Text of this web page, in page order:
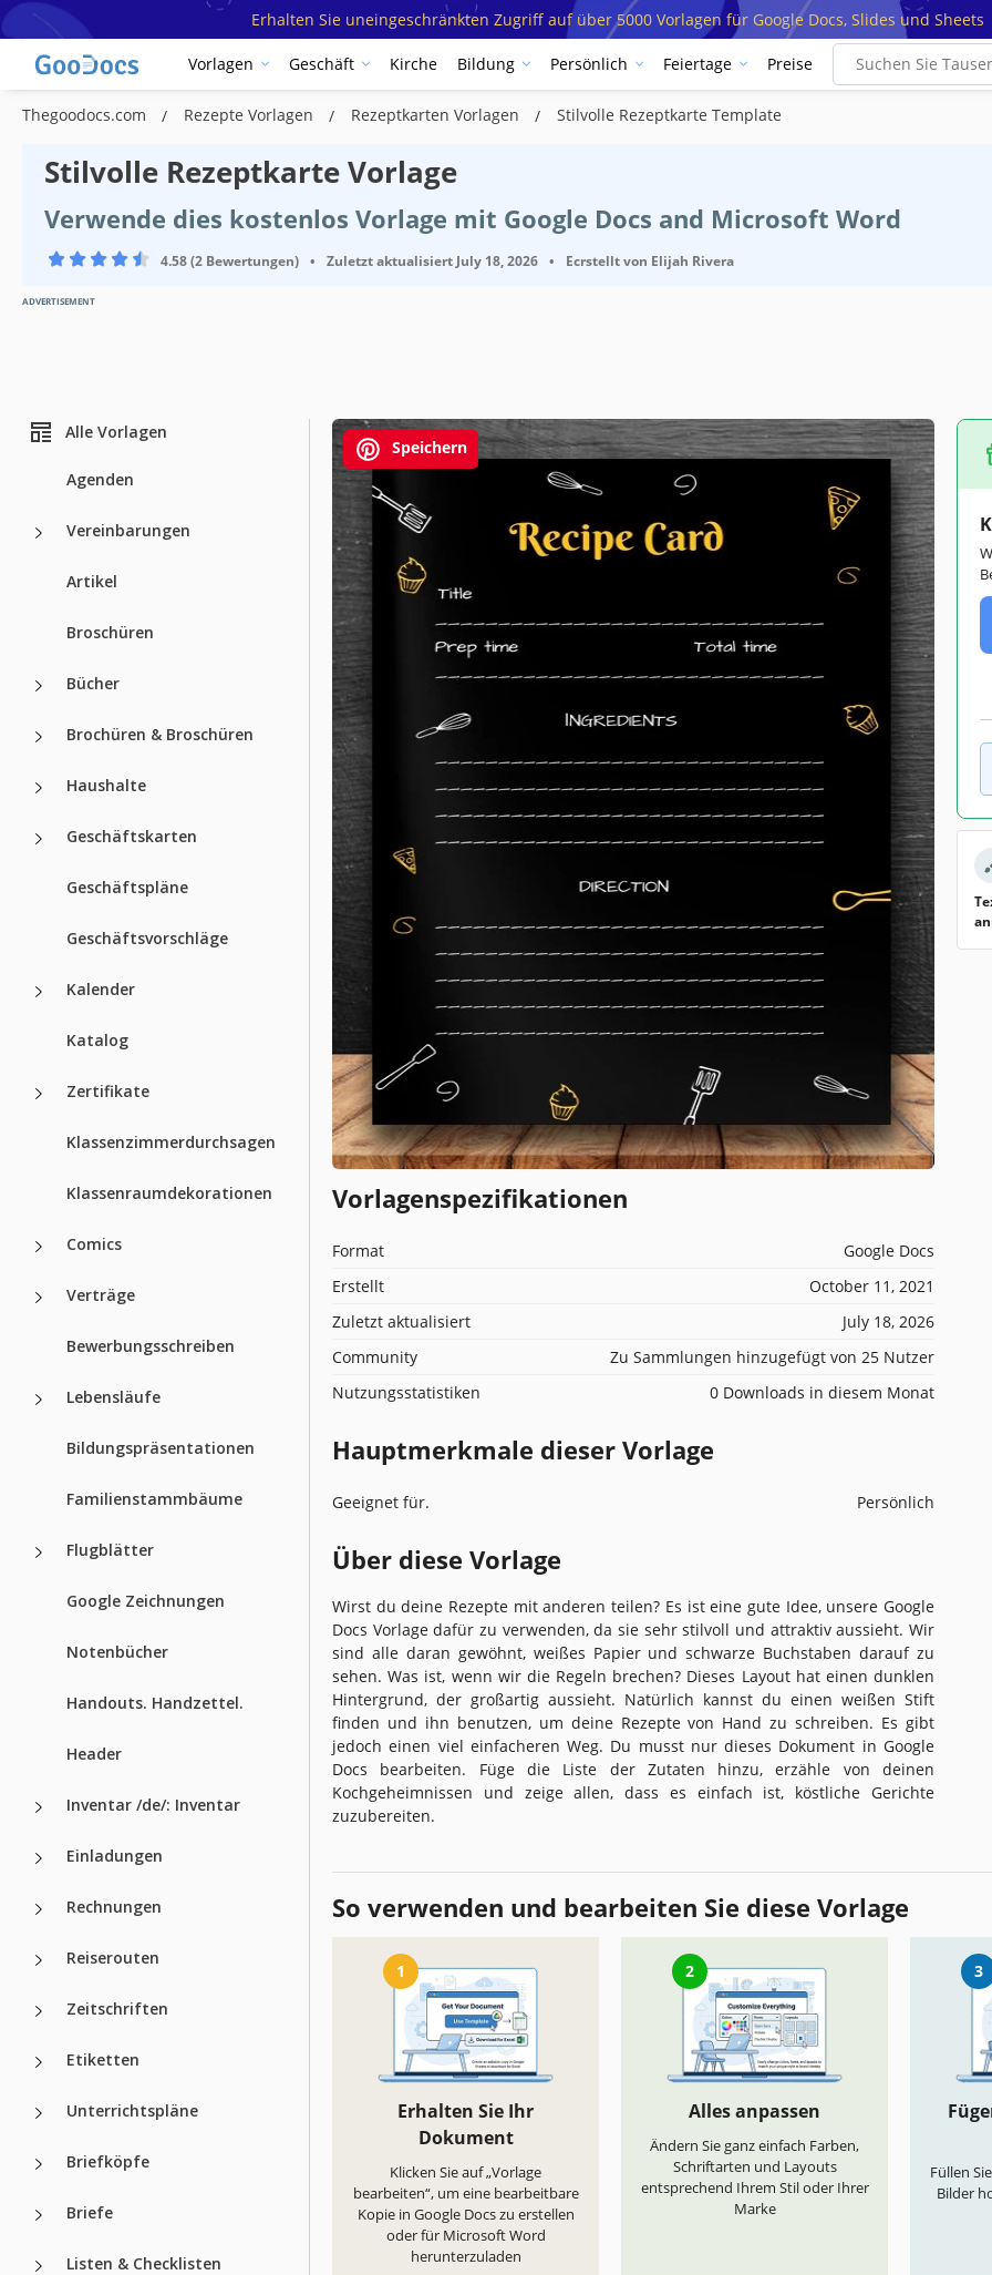
Erhalten Sie uneingeschränkten Zugriff auf über 5000 Vorlagen für Google Docs, Slides und Sheets
Vorlagen Geschäft Kirche Bildung Persönlich Feiertage Preise
Thegoodocs.com Rezepte Vorlagen Rezeptkarten Vorlagen Stilvolle Rezeptkarte Template
Stilvolle Rezeptkarte Vorlage
Verwende dies kostenlos Vorlage mit Google Docs and Microsoft Word
4.58 (2 Bewertungen) • Zuletzt aktualisiert July 18, 2026 • Ecrstellt von Elijah Rivera
ADVERTISEMENT
Alle Vorlagen
Agenden
Vereinbarungen
Artikel
Broschüren
Bücher
Brochüren & Broschüren
Haushalte
Geschäftskarten
Geschäftspläne
Geschäftsvorschläge
Kalender
Katalog
Zertifikate
Klassenzimmerdurchsagen
Klassenraumdekorationen
Comics
Verträge
Bewerbungsschreiben
Lebensläufe
Bildungspräsentationen
Familienstammbäume
Flugblätter
Google Zeichnungen
Notenbücher
Handouts. Handzettel.
Header
Inventar /de/: Inventar
Einladungen
Rechnungen
Reiserouten
Zeitschriften
Etiketten
Unterrichtspläne
Briefköpfe
Briefe
Listen & Checklisten
Speichern
Vorlagenspezifikationen
Format
Google Docs
Erstellt
October 11, 2021
Zuletzt aktualisiert
July 18, 2026
Community
Zu Sammlungen hinzugefügt von 25 Nutzer
Nutzungsstatistiken
0 Downloads in diesem Monat
Hauptmerkmale dieser Vorlage
Geeignet für. Persönlich
Über diese Vorlage
Wirst du deine Rezepte mit anderen teilen? Es ist eine gute Idee, unsere Google
Docs Vorlage dafür zu verwenden, da sie sehr stilvoll und attraktiv aussieht. Wir
sind alle daran gewöhnt, weißes Papier und schwarze Buchstaben darauf zu
sehen. Was ist, wenn wir die Regeln brechen? Dieses Layout hat einen dunklen
Hintergrund, der großartig aussieht. Natürlich kannst du einen weißen Stift
finden und ihn benutzen, um deine Rezepte von Hand zu schreiben. Es gibt
jedoch einen viel einfacheren Weg. Du musst nur dieses Dokument in Google
Docs bearbeiten. Füge die Liste der Zutaten hinzu, erzähle von deinen
Kochgeheimnissen und zeige allen, dass es einfach ist, köstliche Gerichte
zuzubereiten.
So verwenden und bearbeiten Sie diese Vorlage
1
Erhalten Sie Ihr
Dokument
Klicken Sie auf „Vorlage
bearbeiten“, um eine bearbeitbare
Kopie in Google Docs zu erstellen
oder für Microsoft Word
herunterzuladen
2
Alles anpassen
Ändern Sie ganz einfach Farben,
Schriftarten und Layouts
entsprechend Ihrem Stil oder Ihrer
Marke
3
Füllen
Bilder